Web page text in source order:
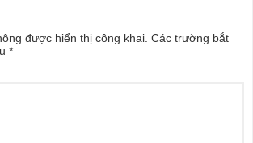
được hiển thị công khai. Các trường bắt
*